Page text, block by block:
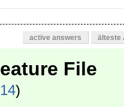
active answers älteste
File
)